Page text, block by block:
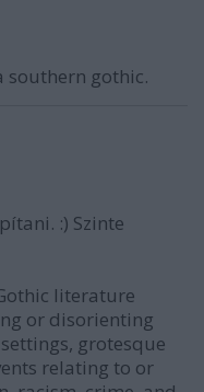
southern gothic.
:) Szinte
literature
or disorienting
grotesque
relating to or